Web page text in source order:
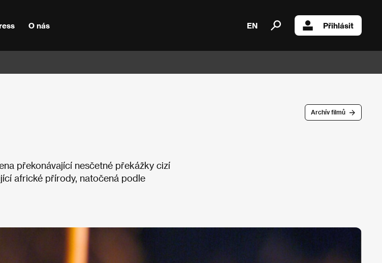
O nás EN Přihlásit
Archív filmů
překonávající nesčetné překážky cizí
africké přírody, natočená podle